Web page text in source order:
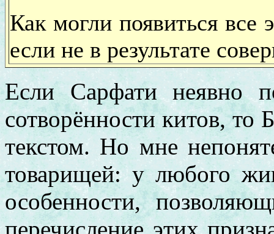
Как могли появиться все
если не в результате
Если Сарфати неявно
сотворённости китов,
текстом. Но мне
товарищей: у любого
особенности,